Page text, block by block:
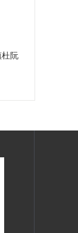
杜阮